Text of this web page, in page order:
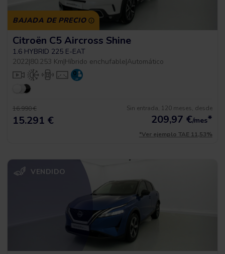
BAJADA DE PRECIO
Citroën C5 Aircross Shine
1.6 HYBRID 225 E-EAT
2022|80.253 Km|Híbrido enchufable|Automático
16.990 €
15.291 €
Sin entrada, 120 meses, desde
209,97 €/mes*
*Ver ejemplo TAE 11,53%
VENDIDO